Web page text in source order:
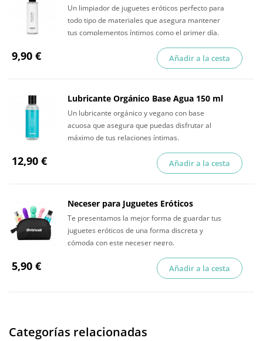
Un limpiador de juguetes eróticos perfecto para
todo tipo de materiales que asegura mantener
tus complementos íntimos como el primer día.
9,90 € Añadir a la cesta
Lubricante Orgánico Base Agua 150 ml
Un lubricante orgánico y vegano con base
acuosa que asegura que puedas disfrutar al
máximo de tus relaciones íntimas.
12,90 € Añadir a la cesta
Neceser para Juguetes Eróticos
Te presentamos la mejor forma de guardar tus
juguetes eróticos de una forma discreta y
cómoda con este neceser negro.
5,90 € Añadir a la cesta
Categorías relacionadas